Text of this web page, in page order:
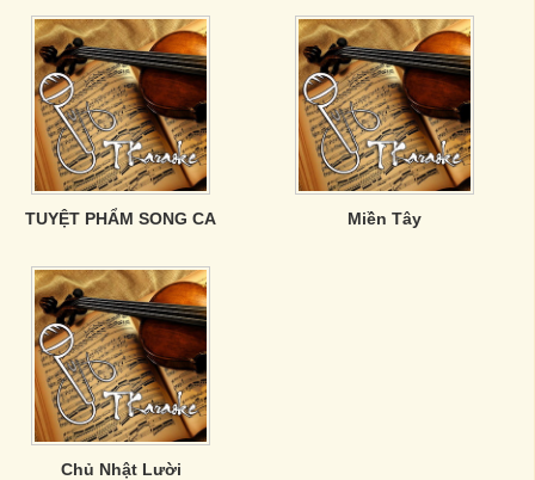
TUYỆT PHẨM SONG CA Miền Tây
Chủ Nhật Lười